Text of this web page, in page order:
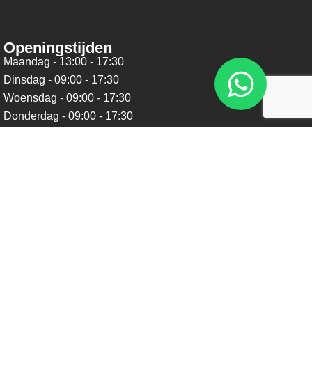
Openingstijden
Maandag - 13:00 - 17:30
Dinsdag - 09:00 - 17:30
Woensdag - 09:00 - 17:30
Donderdag - 09:00 - 17:30